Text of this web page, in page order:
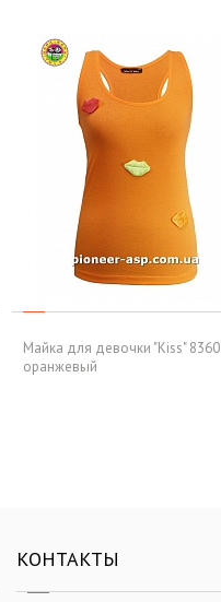
Майка для девочки "Kiss" 8360
оранжевый
КОНТАКТЫ